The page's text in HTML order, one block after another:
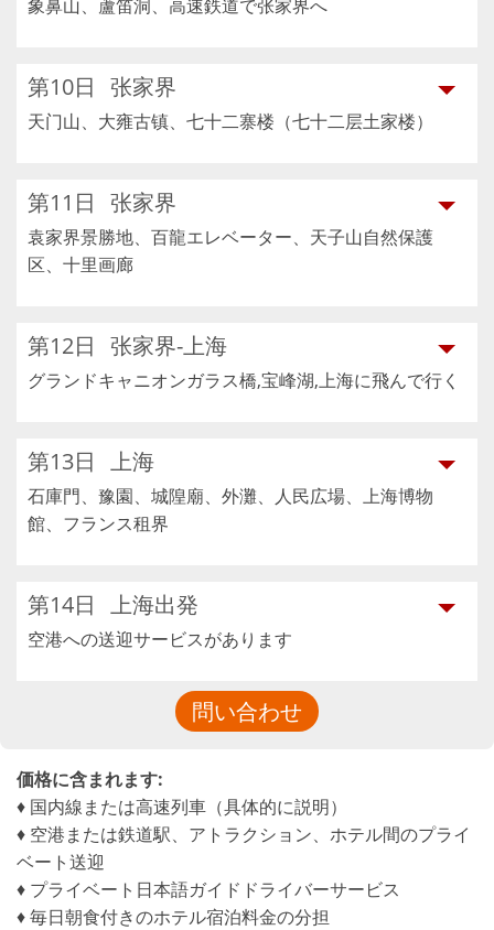
象鼻山、蘆笛洞、高速鉄道で张家界へ
第10日 张家界
天门山、大雍古镇、七十二寨楼（七十二层土家楼）
第11日 张家界
袁家界景勝地、百龍エレベーター、天子山自然保護
区、十里画廊
第12日 张家界-上海
グランドキャニオンガラス橋,宝峰湖,上海に飛んで行く
第13日 上海
石庫門、豫園、城隍廟、外灘、人民広場、上海博物
館、フランス租界
第14日 上海出発
空港への送迎サービスがあります
問い合わせ
価格に含まれます:
♦ 国内線または高速列車（具体的に説明）
♦ 空港または鉄道駅、アトラクション、ホテル間のプライ
ベート送迎
♦ プライベート日本語ガイドドライバーサービス
♦ 毎日朝食付きのホテル宿泊料金の分担